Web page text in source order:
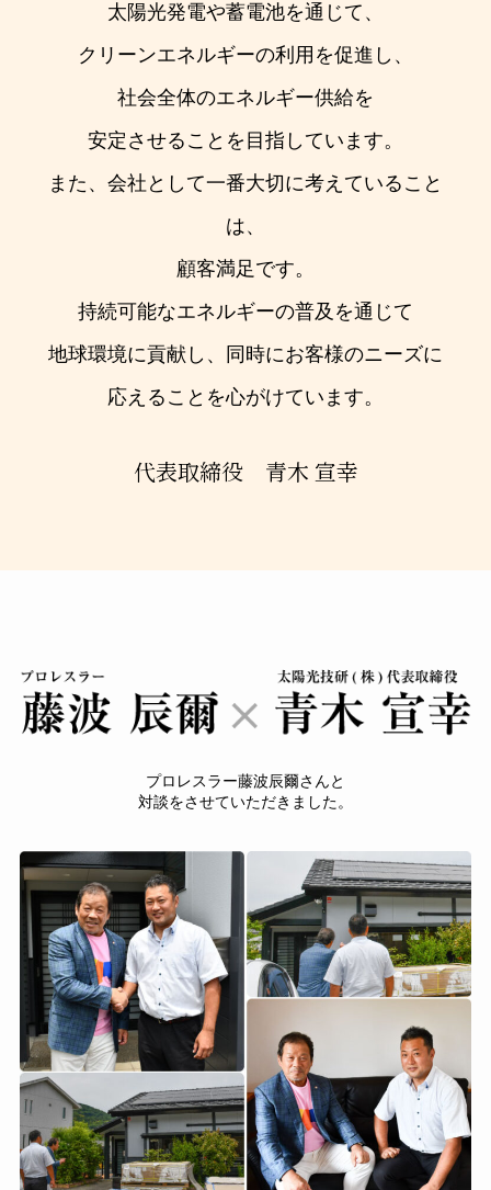
太陽光発電や蓄電池を通じて、
クリーンエネルギーの利用を促進し、
社会全体のエネルギー供給を
安定させることを目指しています。
また、会社として一番大切に考えていること
は、
顧客満足です。
持続可能なエネルギーの普及を通じて
地球環境に貢献し、
同時にお客様のニーズに
応えることを心がけています。
代表取締役 青木 宣幸
プロレスラー藤波辰爾さんと
対談をさせていただきました。